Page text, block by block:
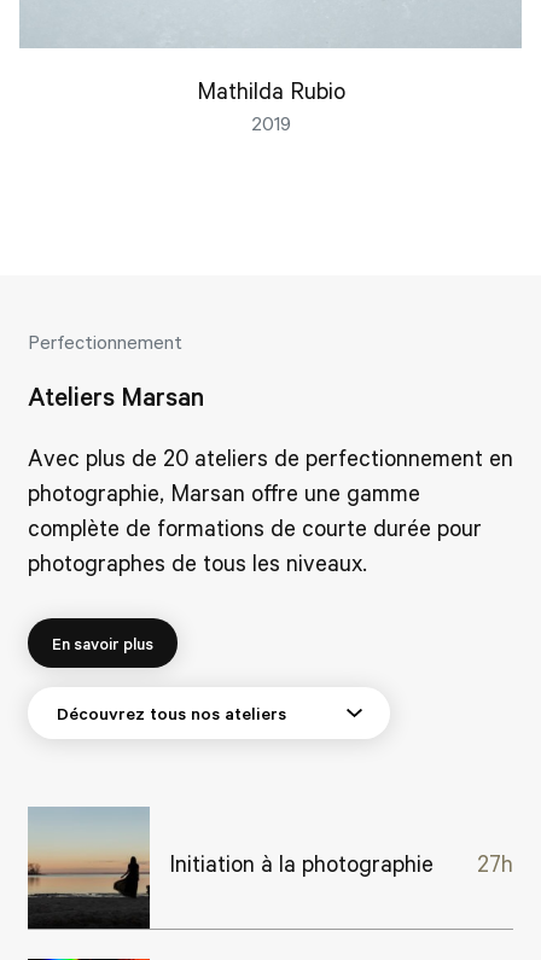
Mathilda Rubio
2019
Perfectionnement
Ateliers Marsan
Avec plus de 20 ateliers de perfectionnement en
photographie, Marsan offre une gamme
complète de formations de courte durée pour
photographes de tous les niveaux.
En savoir plus
Initiation à la photographie 27h